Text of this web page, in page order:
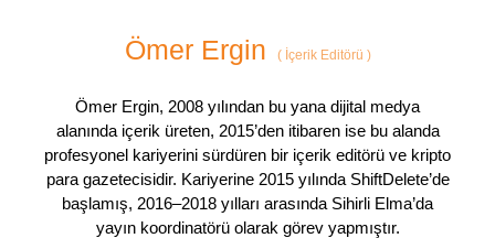
Ömer Ergin (İçerik Editörü )
Ömer Ergin, 2008 yılından bu yana dijital medya
alanında içerik üreten, 2015’den itibaren ise bu alanda
profesyonel kariyerini sürdüren bir içerik editörü ve kripto
para gazetecisidir. Kariyerine 2015 yılında ShiftDelete’de
başlamış, 2016–2018 yılları arasında Sihirli Elma’da
yayın koordinatörü olarak görev yapmıştır.